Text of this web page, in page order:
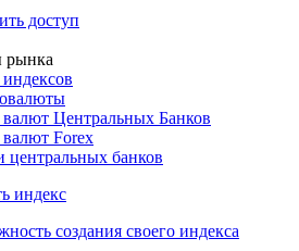
7-дневный
глобальную базу данных
доступ
рынка
Центральных Банков
центральных банков